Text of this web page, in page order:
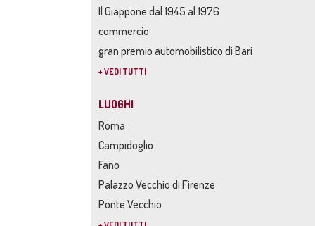
Il Giappone dal 1945 al 1976
commercio
gran premio automobilistico di Bari
+ VEDI TUTTI
LUOGHI
Roma
Campidoglio
Fano
Palazzo Vecchio di Firenze
Ponte Vecchio